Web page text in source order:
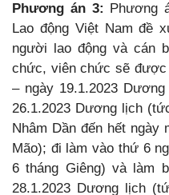
Phương án 3: Phương
Lao động Việt Nam đề
người lao động và cán
chức, viên chức sẽ được
– ngày 19.1.2023
26.1.2023 Dương lịch
Nhâm Dần đến hết ngày
Mão); đi làm vào thứ 6
6 tháng Giêng) và làm
28.1.2023 Dương lịch